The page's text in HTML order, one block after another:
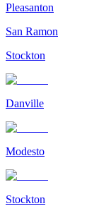
Pleasanton
San Ramon
Stockton
Danville
Modesto
Stockton